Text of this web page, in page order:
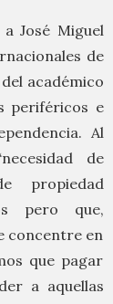
José Miguel
de
académico
periféricos e
Al
de
propiedad
pero que,
concentre en
que pagar
a aquellas